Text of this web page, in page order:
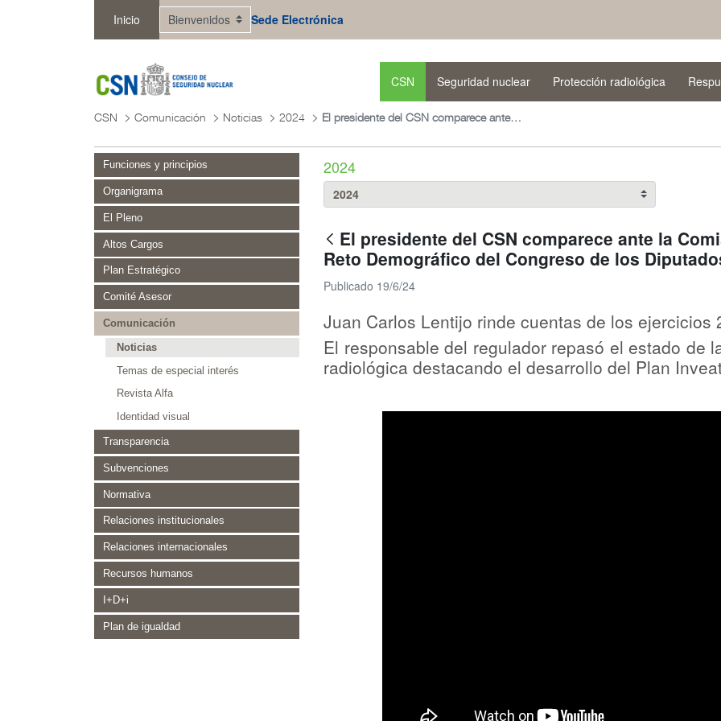
Saltar al contenido principal
Inicio Sede Electrónica
CSN Seguridad nuclear Protección radiológica
CSN Comunicación Noticias 2024 El presidente del CSN comparece ante la Comisión de Transición Energética y Reto Demográfico del Congreso de los Diputados
Funciones y principios
Organigrama
El Pleno
Altos Cargos
Plan Estratégico
Comité Asesor
Comunicación
Noticias
Temas de especial interés
Revista Alfa
Identidad visual
Transparencia
Subvenciones
Normativa
Relaciones institucionales
Relaciones internacionales
Recursos humanos
I+D+i
Plan de igualdad
2024
El presidente del CSN comparece ante la
Reto Demográfico del Congreso de los
Publicado 19/6/24
Juan Carlos Lentijo rinde cuentas de los ejercicios
El responsable del regulador repasó el estado de
radiológica destacando el desarrollo del Plan